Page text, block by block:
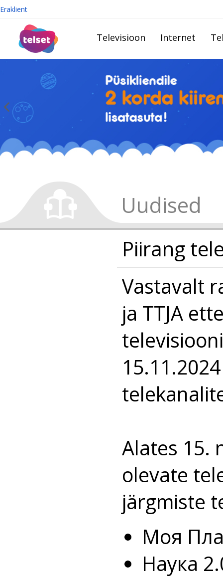
Eraklient
Televisioon Internet
Uudised
Piirang
Vastavalt
ja TTJA
Alates 15.
olevate
järgmiste
Моя
Наука